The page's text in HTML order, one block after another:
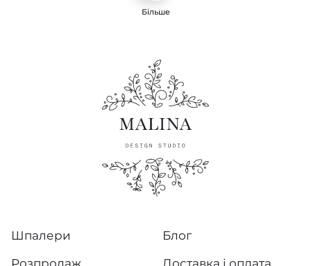
Більше
Шпалери
Розпродаж
Блог
Доставка і оплата